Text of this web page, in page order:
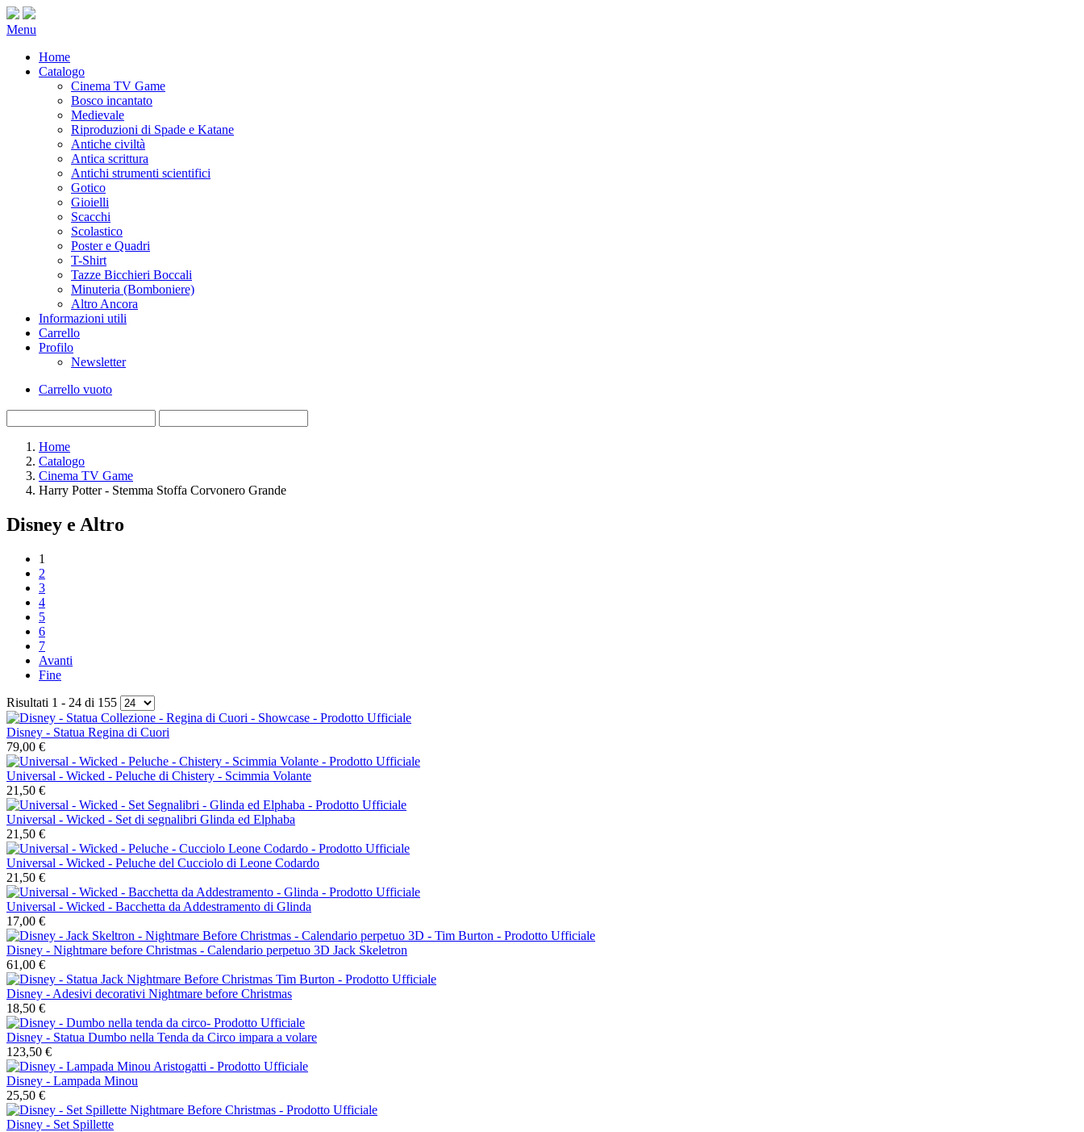
Menu
Home
Catalogo
Cinema TV Game
Bosco incantato
Medievale
Riproduzioni di Spade e Katane
Antiche civiltà
Antica scrittura
Antichi strumenti scientifici
Gotico
Gioielli
Scacchi
Scolastico
Poster e Quadri
T-Shirt
Tazze Bicchieri Boccali
Minuteria (Bomboniere)
Altro Ancora
Informazioni utili
Carrello
Profilo
Newsletter
Carrello vuoto
Home
Catalogo
Cinema TV Game
Harry Potter - Stemma Stoffa Corvonero Grande
Disney e Altro
1
2
3
4
5
6
7
Avanti
Fine
Risultati 1 - 24 di 155
Disney - Statua Regina di Cuori
79,00 €
Universal - Wicked - Peluche di Chistery - Scimmia Volante
21,50 €
Universal - Wicked - Set di segnalibri Glinda ed Elphaba
21,50 €
Universal - Wicked - Peluche del Cucciolo di Leone Codardo
21,50 €
Universal - Wicked - Bacchetta da Addestramento di Glinda
17,00 €
Disney - Nightmare before Christmas - Calendario perpetuo 3D Jack Skeletron
61,00 €
Disney - Adesivi decorativi Nightmare before Christmas
18,50 €
Disney - Statua Dumbo nella Tenda da Circo impara a volare
123,50 €
Disney - Lampada Minou
25,50 €
Disney - Set Spillette